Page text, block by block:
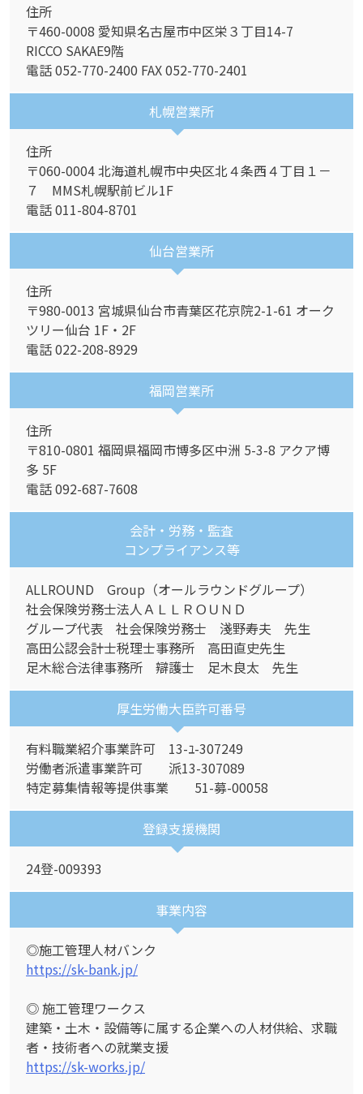
住所
〒460-0008 愛知県名古屋市中区栄３丁目14-7
RICCO SAKAE9階
電話 052-770-2400 FAX 052-770-2401
札幌営業所
住所
〒060-0004 北海道札幌市中央区北４条西４丁目１－
７ MMS札幌駅前ビル1F
電話 011-804-8701
仙台営業所
住所
〒980-0013 宮城県仙台市青葉区花京院2-1-61 オーク
ツリー仙台 1F・2F
電話 022-208-8929
福岡営業所
住所
〒810-0801 福岡県福岡市博多区中洲 5-3-8 アクア博
多 5F
電話 092-687-7608
会計・労務・監査
コンプライアンス等
ALLROUND Group（オールラウンドグループ）
社会保険労務士法人ＡＬＬＲＯＵＮＤ
グループ代表 社会保険労務士 淺野寿夫 先生
高田公認会計士税理士事務所 高田直史先生
足木総合法律事務所 辯護士 足木良太 先生
厚生労働大臣許可番号
有料職業紹介事業許可 13-ﾕ-307249
労働者派遣事業許可 派13-307089
特定募集情報等提供事業 51-募-00058
登録支援機関
24登-009393
事業内容
◎施工管理人材バンク
https://sk-bank.jp/
◎ 施工管理ワークス
建築・土木・設備等に属する企業への人材供給、求職
者・技術者への就業支援
https://sk-works.jp/